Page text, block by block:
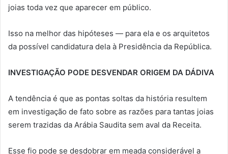
joias toda vez que aparecer em público.
Isso na melhor das hipóteses — para ela e os arquitetos
da possível candidatura dela à Presidência da República.
INVESTIGAÇÃO PODE DESVENDAR ORIGEM DA DÁDIVA
A tendência é que as pontas soltas da história resultem
em investigação de fato sobre as razões para tantas joias
serem trazidas da Arábia Saudita sem aval da Receita.
Esse fio pode se desdobrar em meada considerável a